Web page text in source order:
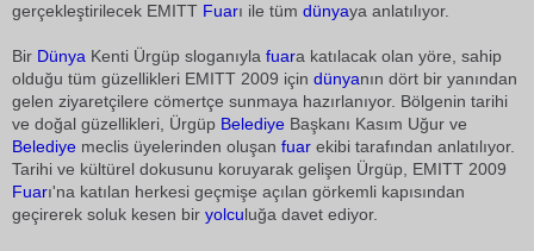
gerçekleştirilecek EMITT Fuarı ile tüm dünyaya anlatılıyor.
Bir Dünya Kenti Ürgüp sloganıyla fuara katılacak olan yöre, sahip
olduğu tüm güzellikleri EMITT 2009 için dünyanın dört bir yanından
gelen ziyaretçilere cömertçe sunmaya hazırlanıyor. Bölgenin tarihi
ve doğal güzellikleri, Ürgüp Belediye Başkanı Kasım Uğur ve
Belediye meclis üyelerinden oluşan fuar ekibi tarafından anlatılıyor.
Tarihi ve kültürel dokusunu koruyarak gelişen Ürgüp, EMITT 2009
Fuarı'na katılan herkesi geçmişe açılan görkemli kapısından
geçirerek soluk kesen bir yolculuğa davet ediyor.